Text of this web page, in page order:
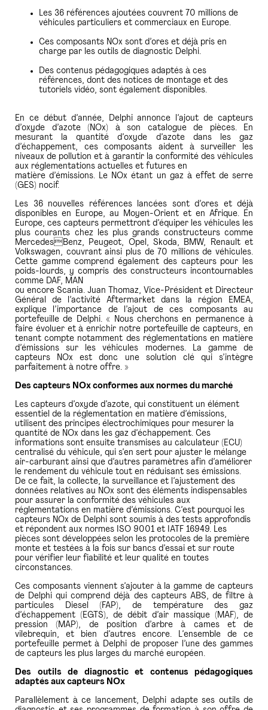
Les 36 références ajoutées couvrent 70 millions de
véhicules particuliers et commerciaux en Europe.
Ces composants NOx sont d’ores et déjà pris en
charge par les outils de diagnostic Delphi.
Des contenus pédagogiques adaptés à ces
références, dont des notices de montage et des
tutoriels vidéo, sont également disponibles.
En ce début d’année, Delphi annonce l’ajout de capteurs
d’oxyde d’azote (NOx) à son catalogue de pièces. En
mesurant la quantité d’oxyde d’azote dans les gaz
d’échappement, ces composants aident à surveiller les
niveaux de pollution et à garantir la conformité des véhicules
aux réglementations actuelles et futures en
matière d’émissions. Le NOx étant un gaz à effet de serre
(GES) nocif.
Les 36 nouvelles références lancées sont d’ores et déjà
disponibles en Europe, au Moyen-Orient et en Afrique. En
Europe, ces capteurs permettront d’équiper les véhicules les
plus courants chez les plus grands constructeurs comme
MercedesBenz, Peugeot, Opel, Skoda, BMW, Renault et
Volkswagen, couvrant ainsi plus de 70 millions de véhicules.
Cette gamme comprend également des capteurs pour les
poids-lourds, y compris des constructeurs incontournables
comme DAF, MAN
ou encore Scania. Juan Thomaz, Vice-Président et Directeur
Général de l’activité Aftermarket dans la région EMEA,
explique l’importance de l’ajout de ces composants au
portefeuille de Delphi. « Nous cherchons en permanence à
faire évoluer et à enrichir notre portefeuille de capteurs, en
tenant compte notamment des réglementations en matière
d’émissions sur les véhicules modernes. La gamme de
capteurs NOx est donc une solution clé qui s’intègre
parfaitement à notre offre. »
Des capteurs NOx conformes aux normes du marché
Les capteurs d’oxyde d’azote, qui constituent un élément
essentiel de la réglementation en matière d’émissions,
utilisent des principes électrochimiques pour mesurer la
quantité de NOx dans les gaz d’échappement. Ces
informations sont ensuite transmises au calculateur (ECU)
centralisé du véhicule, qui s’en sert pour ajuster le mélange
air-carburant ainsi que d’autres paramètres afin d’améliorer
le rendement du véhicule tout en réduisant ses émissions.
De ce fait, la collecte, la surveillance et l’ajustement des
données relatives au NOx sont des éléments indispensables
pour assurer la conformité des véhicules aux
réglementations en matière d’émissions. C’est pourquoi les
capteurs NOx de Delphi sont soumis à des tests approfondis
et répondent aux normes ISO 9001 et IATF 16949. Les
pièces sont développées selon les protocoles de la première
monte et testées à la fois sur bancs d’essai et sur route
pour vérifier leur fiabilité et leur qualité en toutes
circonstances.
Ces composants viennent s’ajouter à la gamme de capteurs
de Delphi qui comprend déjà des capteurs ABS, de filtre à
particules Diesel (FAP), de température des gaz
d’échappement (EGTS), de débit d’air massique (MAF), de
pression (MAP), de position d’arbre à cames et de
vilebrequin, et bien d’autres encore. L’ensemble de ce
portefeuille permet à Delphi de proposer l’une des gammes
de capteurs les plus larges du marché européen.
Des outils de diagnostic et contenus pédagogiques
adaptés aux capteurs NOx
Parallèlement à ce lancement, Delphi adapte ses outils de